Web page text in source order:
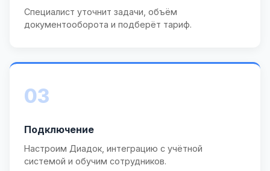
Специалист уточнит задачи, объём
документооборота и подберёт тариф.
03
Подключение
Настроим Диадок, интеграцию с учётной
системой и обучим сотрудников.